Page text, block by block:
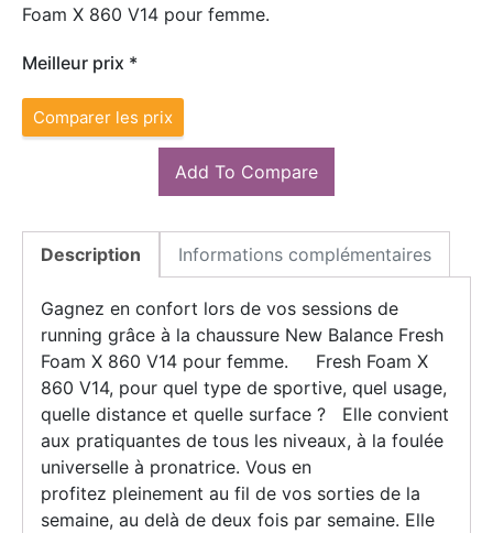
Foam X 860 V14 pour femme.
Meilleur prix *
Comparer les prix
Add To Compare
Description Informations complémentaires
Gagnez en confort lors de vos sessions de
running grâce à la chaussure New Balance Fresh
Foam X 860 V14 pour femme. Fresh Foam X
860 V14, pour quel type de sportive, quel usage,
quelle distance et quelle surface ? Elle convient
aux pratiquantes de tous les niveaux, à la foulée
universelle à pronatrice. Vous en
profitez pleinement au fil de vos sorties de la
semaine, au delà de deux fois par semaine. Elle